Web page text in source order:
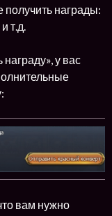
награды:
т.д.
у вас
вам нужно